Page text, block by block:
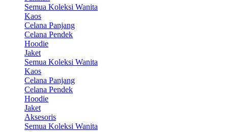
Semua Koleksi Wanita
Kaos
Celana Panjang
Celana Pendek
Hoodie
Jaket
Semua Koleksi Wanita
Kaos
Celana Panjang
Celana Pendek
Hoodie
Jaket
Aksesoris
Semua Koleksi Wanita